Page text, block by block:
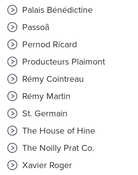
Palais Bénédictine
Passoã
Pernod Ricard
Producteurs Plaimont
Rémy Cointreau
Rémy Martin
St. Germain
The House of Hine
The Noilly Prat Co.
Xavier Roger